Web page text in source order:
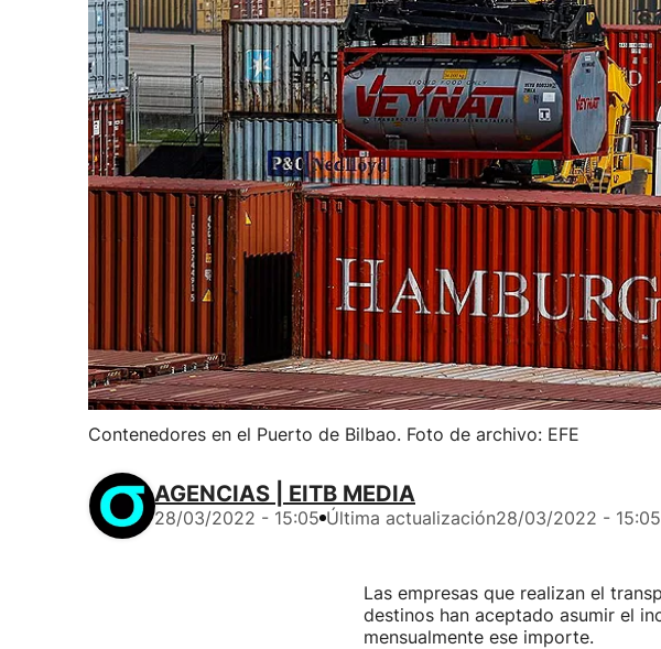
Contenedores en el Puerto de Bilbao. Foto de archivo: EFE
AGENCIAS | EITB MEDIA
28/03/2022 - 15:05 Última actualización28/03/2022 - 15:05
Las empresas que realizan el
destinos han aceptado asumir el
mensualmente ese importe.